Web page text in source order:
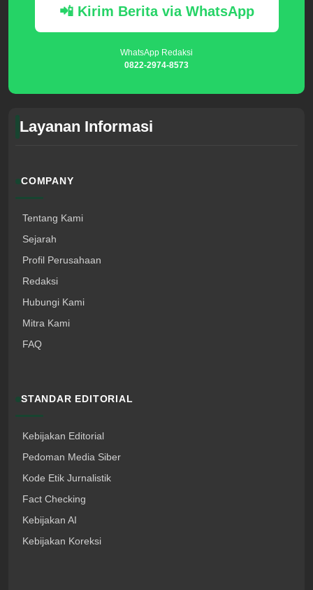
📲 Kirim Berita via WhatsApp
WhatsApp Redaksi
0822-2974-8573
Layanan Informasi
COMPANY
Tentang Kami
Sejarah
Profil Perusahaan
Redaksi
Hubungi Kami
Mitra Kami
FAQ
STANDAR EDITORIAL
Kebijakan Editorial
Pedoman Media Siber
Kode Etik Jurnalistik
Fact Checking
Kebijakan AI
Kebijakan Koreksi